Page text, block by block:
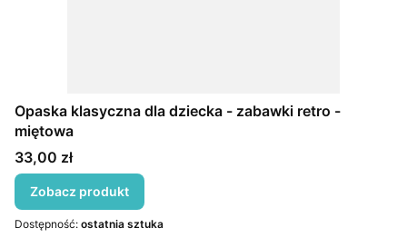
Opaska klasyczna dla dziecka - zabawki retro -
miętowa
Cena
33,00 zł
Zobacz produkt
Dostępność: ostatnia sztuka